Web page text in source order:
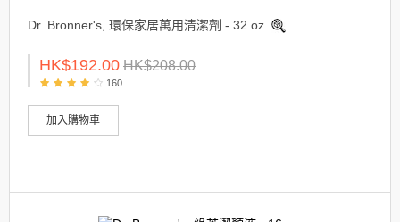
Dr. Bronner's, 環保家居萬用清潔劑 - 32 oz.
HK$192.00 HK$208.00
160
加入購物車